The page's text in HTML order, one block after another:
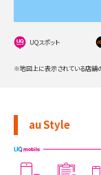
UQスポット
※地図上に表示されている店舗
au Style